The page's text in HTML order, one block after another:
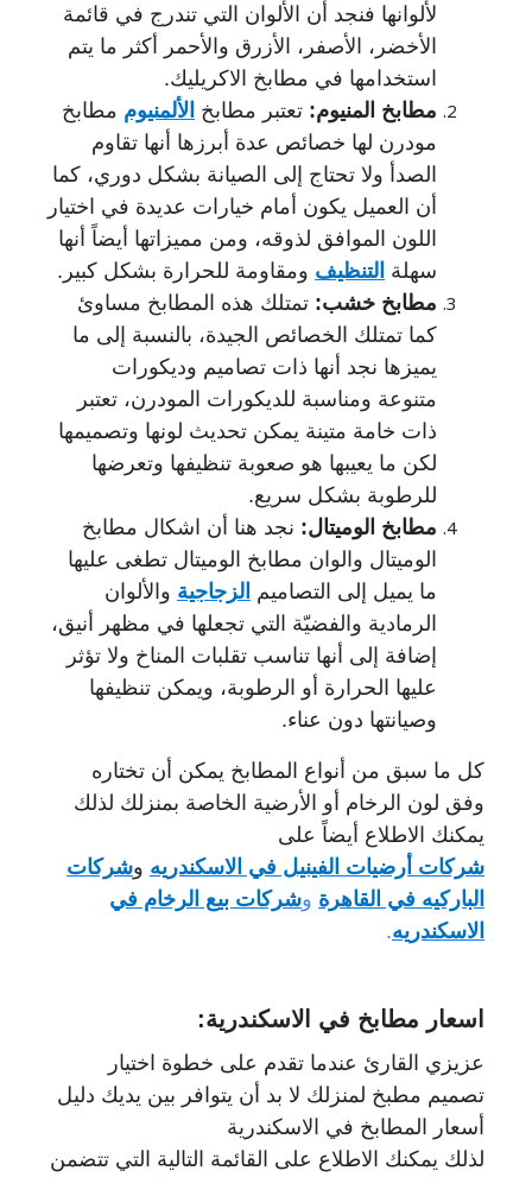
لألوانها فنجد أن الألوان التي تندرج في قائمة
الأخضر، الأصفر، الأزرق والأحمر أكثر ما يتم
استخدامها في مطابخ الاكريليك.
مطابخ المنيوم: تعتبر مطابخ الألمنيوم مطابخ
مودرن لها خصائص عدة أبرزها أنها تقاوم
الصدأ ولا تحتاج إلى الصيانة بشكل دوري، كما
أن العميل يكون أمام خيارات عديدة في اختيار
اللون الموافق لذوقه، ومن مميزاتها أيضاً أنها
سهلة التنظيف ومقاومة للحرارة بشكل كبير.
مطابخ خشب: تمتلك هذه المطابخ مساوئ
كما تمتلك الخصائص الجيدة، بالنسبة إلى ما
يميزها نجد أنها ذات تصاميم وديكورات
متنوعة ومناسبة للديكورات المودرن، تعتبر
ذات خامة متينة يمكن تحديث لونها وتصميمها
لكن ما يعيبها هو صعوبة تنظيفها وتعرضها
للرطوبة بشكل سريع.
مطابخ الوميتال: نجد هنا أن اشكال مطابخ
الوميتال والوان مطابخ الوميتال تطغى عليها
ما يميل إلى التصاميم الزجاجية والألوان
الرمادية والفضيّة التي تجعلها في مظهر أنيق،
إضافة إلى أنها تناسب تقلبات المناخ ولا تؤثر
عليها الحرارة أو الرطوبة، ويمكن تنظيفها
وصيانتها دون عناء.
كل ما سبق من أنواع المطابخ يمكن أن تختاره
وفق لون الرخام أو الأرضية الخاصة بمنزلك لذلك
يمكنك الاطلاع أيضاً على
شركات أرضيات الفينيل في الاسكندريه وشركات
الباركيه في القاهرة وشركات بيع الرخام في
الاسكندريه.
اسعار مطابخ في الاسكندرية:
عزيزي القارئ عندما تقدم على خطوة اختيار
تصميم مطبخ لمنزلك لا بد أن يتوافر بين يديك دليل
أسعار المطابخ في الاسكندرية
لذلك يمكنك الاطلاع على القائمة التالية التي تتضمن